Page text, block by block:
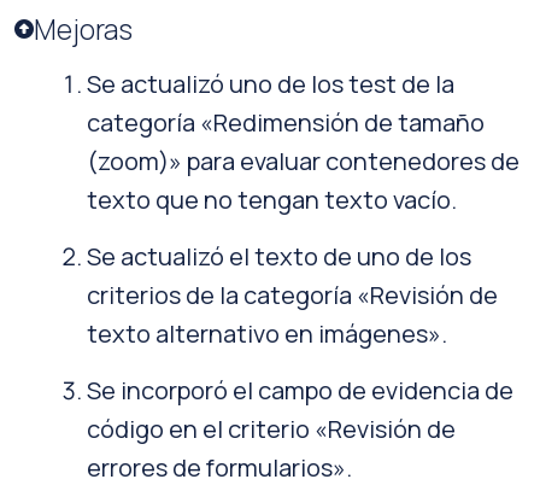
Mejoras
Se actualizó uno de los test de la
categoría «Redimensión de tamaño
(zoom)» para evaluar contenedores de
texto que no tengan texto vacío.
Se actualizó el texto de uno de los
criterios de la categoría «Revisión de
texto alternativo en imágenes».
Se incorporó el campo de evidencia de
código en el criterio «Revisión de
errores de formularios».